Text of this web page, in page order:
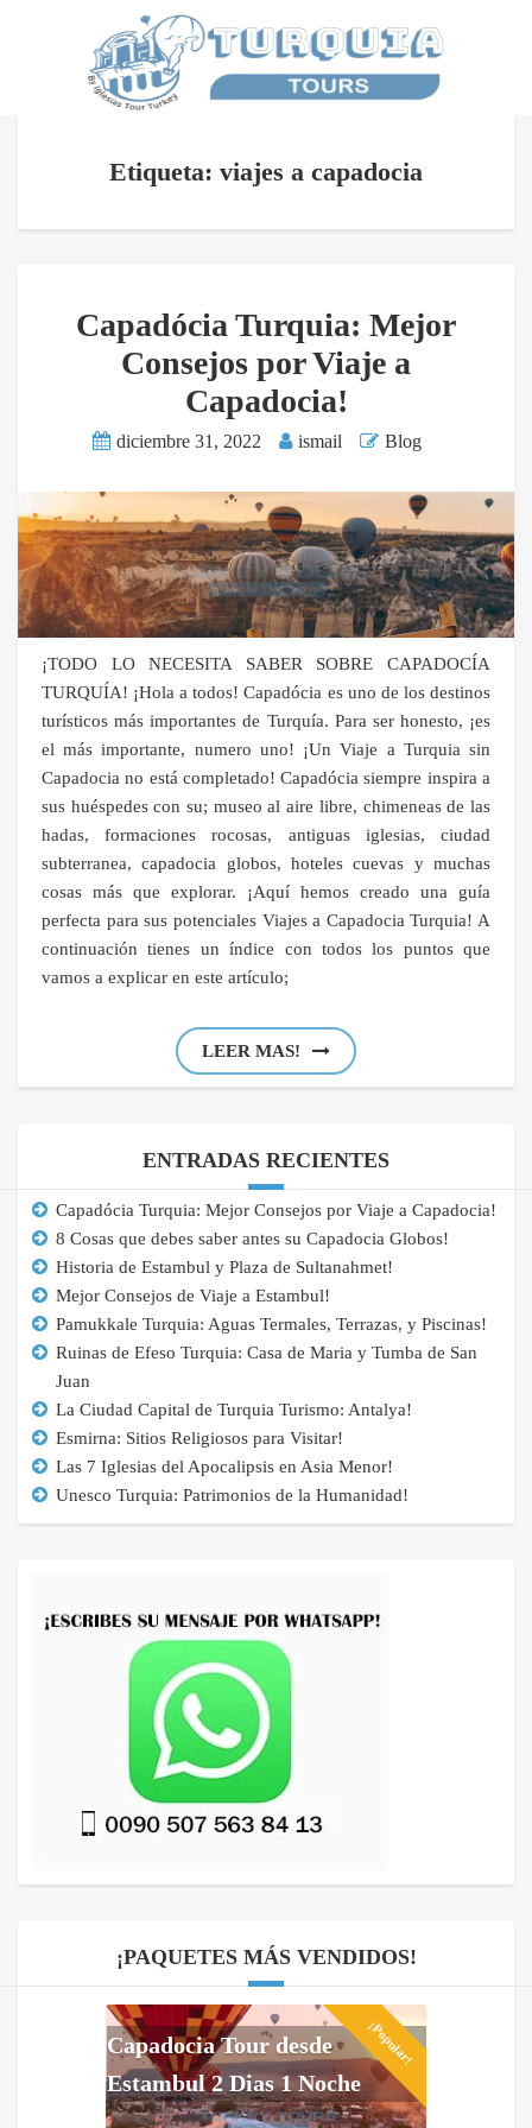
Etiqueta: viajes a capadocia
Capadócia Turquia: Mejor
Consejos por Viaje a
Capadocia!
diciembre 31, 2022 ismail Blog
¡TODO LO NECESITA SABER SOBRE CAPADOCÍA
TURQUÍA! ¡Hola a todos! Capadócia es uno de los destinos
turísticos más importantes de Turquía. Para ser honesto, ¡es
el más importante, numero uno! ¡Un Viaje a Turquia sin
Capadocia no está completado! Capadócia siempre inspira a
sus huéspedes con su; museo al aire libre, chimeneas de las
hadas, formaciones rocosas, antiguas iglesias, ciudad
subterranea, capadocia globos, hoteles cuevas y muchas
cosas más que explorar. ¡Aquí hemos creado una guía
perfecta para sus potenciales Viajes a Capadocia Turquia! A
continuación tienes un índice con todos los puntos que
vamos a explicar en este artículo;
LEER MAS!
ENTRADAS RECIENTES
Capadócia Turquia: Mejor Consejos por Viaje a Capadocia!
8 Cosas que debes saber antes su Capadocia Globos!
Historia de Estambul y Plaza de Sultanahmet!
Mejor Consejos de Viaje a Estambul!
Pamukkale Turquia: Aguas Termales, Terrazas, y Piscinas!
Ruinas de Efeso Turquia: Casa de Maria y Tumba de San
Juan
La Ciudad Capital de Turquia Turismo: Antalya!
Esmirna: Sitios Religiosos para Visitar!
Las 7 Iglesias del Apocalipsis en Asia Menor!
Unesco Turquia: Patrimonios de la Humanidad!
¡PAQUETES MÁS VENDIDOS!
¡Popular!
Capadocia Tour desde
Estambul 2 Dias 1 Noche